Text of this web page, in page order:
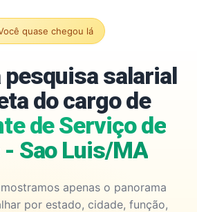
quase chegou lá
pesquisa salarial
do cargo de
de Serviço de
- Sao Luis/MA
apenas o panorama
por estado, cidade, função,